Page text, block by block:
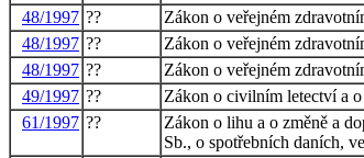
48/1997 ??
Zákon o veřejném
48/1997 ??
Zákon o veřejném
48/1997 ??
Zákon o veřejném
49/1997 ??
Zákon o civilním letectví a
61/1997 ??
Zákon o lihu a o změně a
Sb., o spotřebních daních,